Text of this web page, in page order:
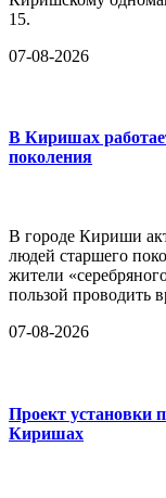
15.
07-08-2026
В Киришах
поколения
В городе Кириши
людей старшего
жители
пользой проводить
07-08-2026
Проект установки
Киришах